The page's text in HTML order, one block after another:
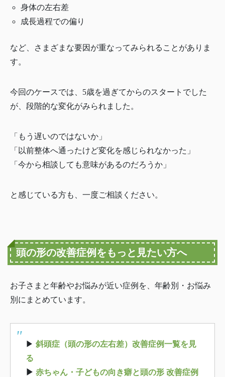
身体の左右差
成長過程での偏り
など、さまざまな要因が重なってみられることがありま
す。
今回のケースでは、5歳を過ぎてからのスタートでした
が、段階的な変化がみられました。
「もう遅いのではないか」
「以前整体へ通ったけど変化を感じられなかった」
「今から相談しても意味があるのだろうか」
と感じている方も、一度ご相談ください。
頭の形の改善症例をもっと見たい方へ
お子さまと年齢やお悩みが近い症例を、年齢別・お悩み
別にまとめています。
▶ 斜頭症（頭の形の左右差）改善症例一覧を見
る
▶ 赤ちゃん・子どもの向き癖と頭の形 改善症例